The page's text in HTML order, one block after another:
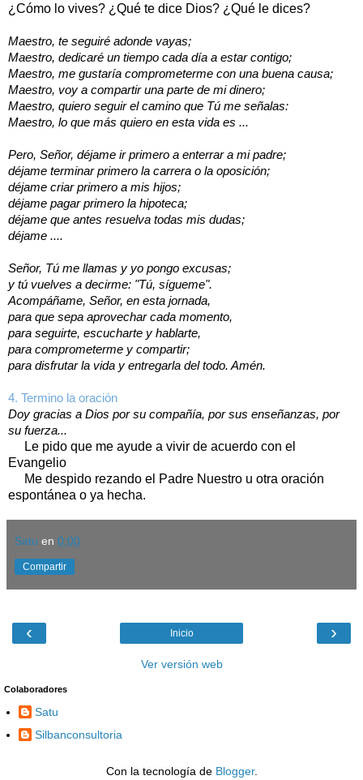
¿Cómo lo vives? ¿Qué te dice Dios? ¿Qué le dices?
Maestro, te seguiré adonde vayas;
Maestro, dedicaré un tiempo cada día a estar contigo;
Maestro, me gustaría comprometerme con una buena causa;
Maestro, voy a compartir una parte de mi dinero;
Maestro, quiero seguir el camino que Tú me señalas:
Maestro, lo que más quiero en esta vida es ...
Pero, Señor, déjame ir primero a enterrar a mi padre;
déjame terminar primero la carrera o la oposición;
déjame criar primero a mis hijos;
déjame pagar primero la hipoteca;
déjame que antes resuelva todas mis dudas;
déjame ....
Señor, Tú me llamas y yo pongo excusas;
y tú vuelves a decirme: "Tú, sígueme".
Acompáñame, Señor, en esta jornada,
para que sepa aprovechar cada momento,
para seguirte, escucharte y hablarte,
para comprometerme y compartir;
para disfrutar la vida y entregarla del todo. Amén.
4. Termino la oración
Doy gracias a Dios por su compañía, por sus enseñanzas, por
su fuerza...
Le pido que me ayude a vivir de acuerdo con el
Evangelio
Me despido rezando el Padre Nuestro u otra oración
espontánea o ya hecha.
Satu en 0:00
Compartir
‹ ›
Inicio
Ver versión web
Colaboradores
Satu
Silbanconsultoria
Con la tecnología de Blogger.